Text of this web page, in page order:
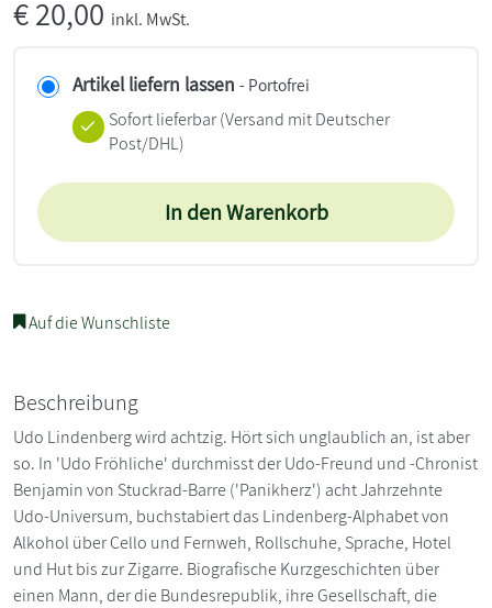
€20,00 inkl. MwSt.
Artikel liefern lassen - Portofrei
Sofort lieferbar(Versand mit Deutscher
Post/DHL)
In den Warenkorb
Auf die Wunschliste
Beschreibung
Udo Lindenberg wird achtzig. Hört sich unglaublich an, ist aber
so. In 'Udo Fröhliche' durchmisst der Udo-Freund und -Chronist
Benjamin von Stuckrad-Barre ('Panikherz') acht Jahrzehnte
Udo-Universum, buchstabiert das Lindenberg-Alphabet von
Alkohol über Cello und Fernweh, Rollschuhe, Sprache, Hotel
und Hut bis zur Zigarre. Biografische Kurzgeschichten über
einen Mann, der die Bundesrepublik, ihre Gesellschaft, die